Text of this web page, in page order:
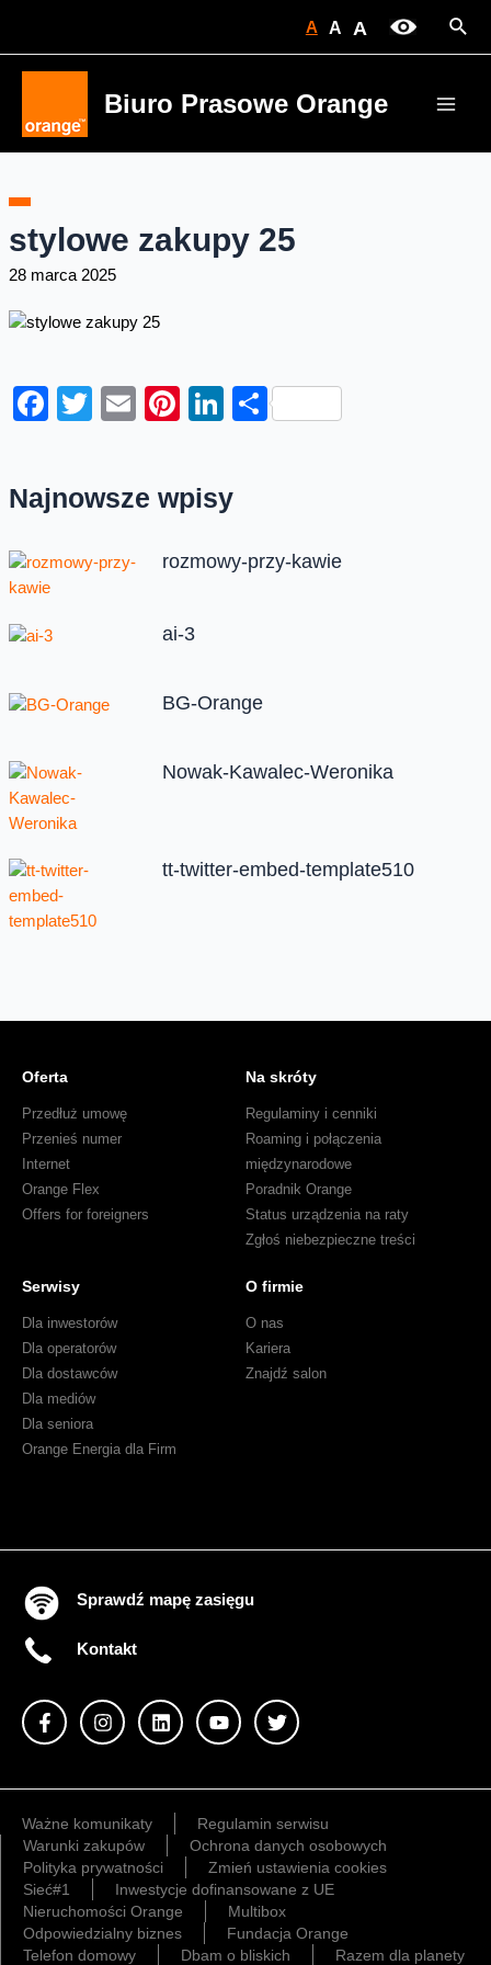
A A A
Biuro Prasowe Orange
stylowe zakupy 25
28 marca 2025
Facebook
Twitter
EmailPinterest
LinkedIn
Share
Najnowsze wpisy
rozmowy-przy-kawie
ai-3
BG-Orange
Nowak-Kawalec-Weronika
tt-twitter-embed-template510
Oferta
Przedłuż umowę
Przenieś numer
Internet
Orange Flex
Offers for foreigners
Na skróty
Regulaminy i cenniki
Roaming i połączenia
międzynarodowe
Poradnik Orange
Status urządzenia na raty
Zgłoś niebezpieczne treści
Serwisy
Dla inwestorów
Dla operatorów
Dla dostawców
Dla mediów
Dla seniora
Orange Energia dla Firm
O firmie
O nas
Kariera
Znajdź salon
Sprawdź mapę zasięgu
Kontakt
Ważne komunikaty
Regulamin serwisu
Warunki zakupów
Ochrona danych osobowych
Polityka prywatności
Zmień ustawienia cookies
Sieć#1
Inwestycje dofinansowane z UE
Nieruchomości Orange
Multibox
Odpowiedzialny biznes
Fundacja Orange
Telefon domowy
Dbam o bliskich Razem dla planety